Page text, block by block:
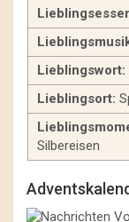
Lieblingswort:
Lieblingsort:
Silbereisen